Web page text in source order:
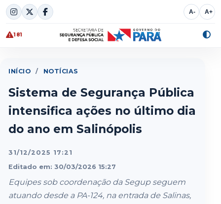
Skip
to
content
A- A+
181
INÍCIO / NOTÍCIAS
Sistema de Segurança Pública
intensifica ações no último dia
do ano em Salinópolis
31/12/2025 17:21
Editado em: 30/03/2026 15:27
Equipes sob coordenação da Segup seguem
atuando desde a PA-124, na entrada de Salinas,